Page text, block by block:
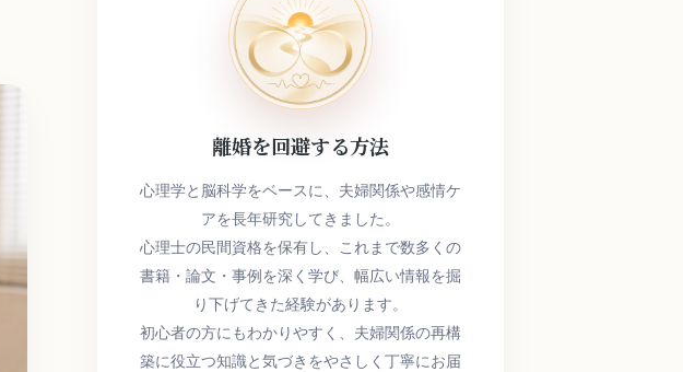
離婚を回避する方法
心理学と脳科学をベースに、夫婦関係や感情ケ
アを長年研究してきました。
心理士の民間資格を保有し、これまで数多くの
書籍・論文・事例を深く学び、幅広い情報を掘
り下げてきた経験があります。
初心者の方にもわかりやすく、夫婦関係の再構
築に役立つ知識と気づきをやさしく丁寧にお届